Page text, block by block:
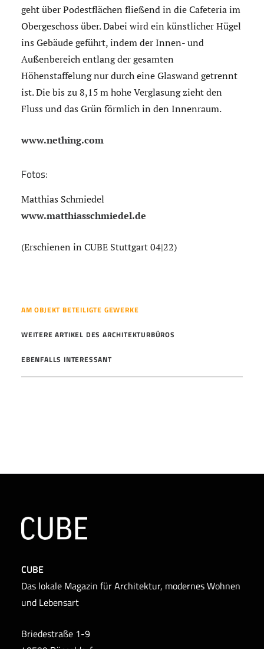
geht über Podestflächen fließend in die Cafeteria im
Obergeschoss über. Dabei wird ein künstlicher Hügel
ins Gebäude geführt, indem der Innen- und
Außenbereich entlang der gesamten
Höhenstaffelung nur durch eine Glaswand getrennt
ist. Die bis zu 8,15 m hohe Verglasung zieht den
Fluss und das Grün förmlich in den Innenraum.
www.nething.com
Fotos:
Matthias Schmiedel
www.matthiasschmiedel.de
(Erschienen in CUBE Stuttgart 04|22)
AM OBJEKT BETEILIGTE GEWERKE
WEITERE ARTIKEL DES ARCHITEKTURBÜROS
EBENFALLS INTERESSANT
CUBE
Das lokale Magazin für Architektur, modernes Wohnen
und Lebensart
Briedestraße 1-9